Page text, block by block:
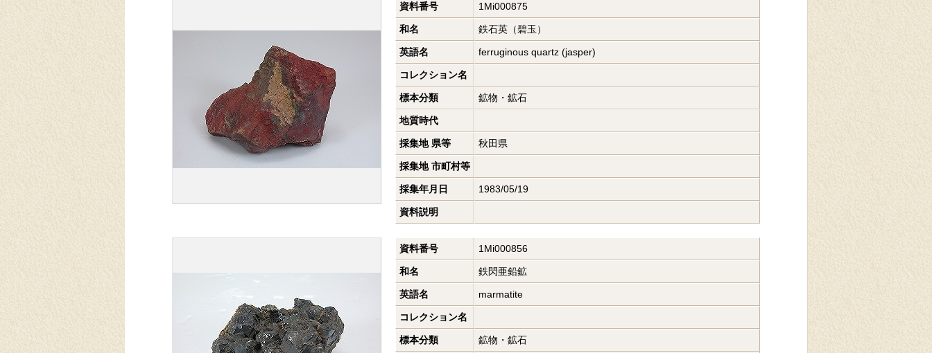
資料番号 1Mi000875
和名 鉄石英（碧玉）
英語名 ferruginous quartz (jasper)
コレクション名
標本分類 鉱物・鉱石
地質時代
採集地 県等 秋田県
採集地 市町村等
採集年月日 1983/05/19
資料説明
資料番号 1Mi000856
和名 鉄閃亜鉛鉱
英語名 marmatite
コレクション名
標本分類 鉱物・鉱石